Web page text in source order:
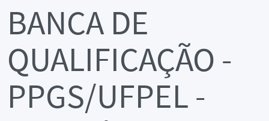
BANCA DE
QUALIFICAÇÃO -
PPGS/UFPEL -